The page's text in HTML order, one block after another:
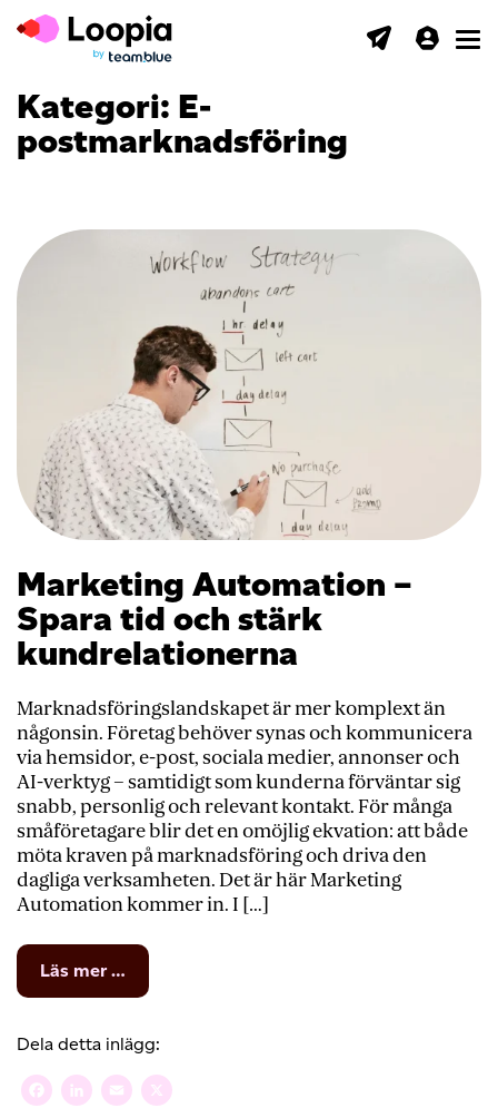
Kategori: E-
postmarknadsföring
Marketing Automation –
Spara tid och stärk
kundrelationerna
Marknadsföringslandskapet är mer komplext än
någonsin. Företag behöver synas och kommunicera
via hemsidor, e-post, sociala medier, annonser och
AI-verktyg – samtidigt som kunderna förväntar sig
snabb, personlig och relevant kontakt. För många
småföretagare blir det en omöjlig ekvation: att både
möta kraven på marknadsföring och driva den
dagliga verksamheten. Det är här Marketing
Automation kommer in. I […]
Läs mer …
Marketing
–
Spara
tid
och
Dela detta inlägg:
Facebook
LinkedIn
Email